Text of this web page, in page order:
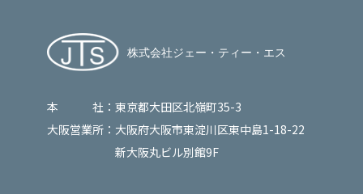
本 社： 東京都大田区北嶺町35-3
大阪営業所： 大阪府大阪市東淀川区東中島1-18-22
新大阪丸ビル別館9F